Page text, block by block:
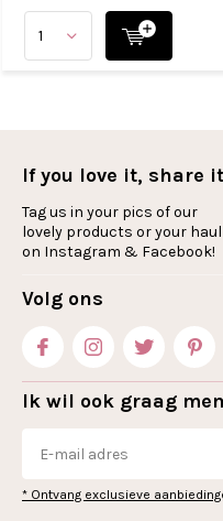
If you love it, share it
Tag us in your pics of our
lovely products or your haul
on Instagram & Facebook!
Volg ons
Ik wil ook graag
* Ontvang exclusieve